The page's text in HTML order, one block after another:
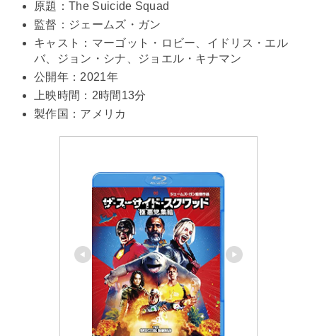
原題：The Suicide Squad
監督：ジェームズ・ガン
キャスト：マーゴット・ロビー、イドリス・エル
バ、ジョン・シナ、ジョエル・キナマン
公開年：2021年
上映時間：2時間13分
製作国：アメリカ